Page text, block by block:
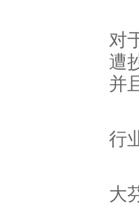
对
遭
并
行
大